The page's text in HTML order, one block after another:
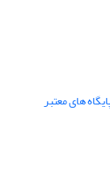
های معتبر